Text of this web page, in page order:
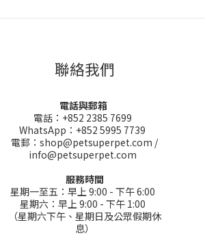
聯絡我們
電話與郵箱
電話：+852 2385 7699
WhatsApp：+852 5995 7739
電郵：shop@petsuperpet.com /
info@petsuperpet.com
服務時間
星期一至五：早上 9:00 - 下午 6:00
星期六：早上 9:00 - 下午 1:00
（星期六下午、星期日及公眾假期休
息）